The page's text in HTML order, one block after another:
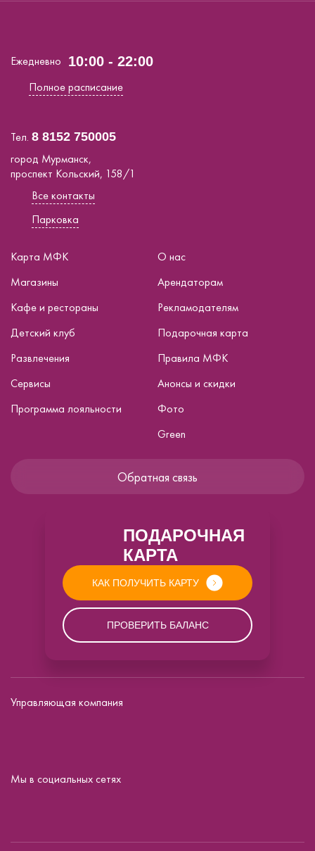
Ежедневно 10:00 - 22:00
Полное расписание
Тел. 8 8152 750005
город Мурманск,
проспект Кольский, 158/1
Все контакты
Парковка
Карта МФК
Магазины
Кафе и рестораны
Детский клуб
Развлечения
Сервисы
Программа лояльности
О нас
Арендаторам
Рекламодателям
Подарочная карта
Правила МФК
Анонсы и скидки
Фото
Green
Обратная связь
ПОДАРОЧНАЯ
КАРТА
КАК ПОЛУЧИТЬ КАРТУ
ПРОВЕРИТЬ БАЛАНС
Управляющая компания
Мы в социальных сетях